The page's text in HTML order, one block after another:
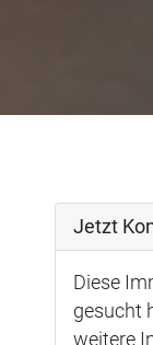
Jetzt
Diese
gesucht
weitere